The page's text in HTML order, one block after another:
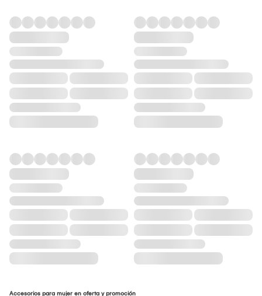
Accesorios para mujer en oferta y promoción